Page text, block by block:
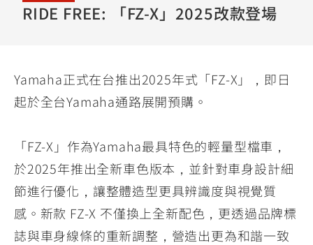
150
AMT
550+
MT-
03
MT-
15
155
FZ-X
150
X
FORCE
2.0
RS NEO
JOG
RIDE FREE: 「FZ-X」2025改款登場
Yamaha正式在台推出2025年式「FZ-X」，即日
起於全台Yamaha通路展開預購。
「FZ-X」作為Yamaha最具特色的輕量型檔車，
於2025年推出全新車色版本，並針對車身設計細
節進行優化，讓整體造型更具辨識度與視覺質
感。新款 FZ-X 不僅換上全新配色，更透過品牌標
誌與車身線條的重新調整，營造出更為和諧一致